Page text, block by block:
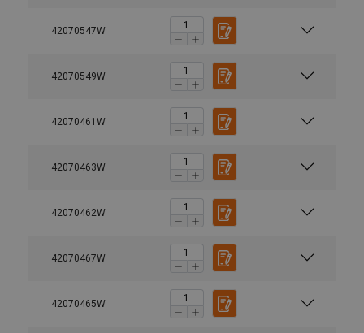
42070547W
42070549W
42070461W
42070463W
42070462W
42070467W
42070465W